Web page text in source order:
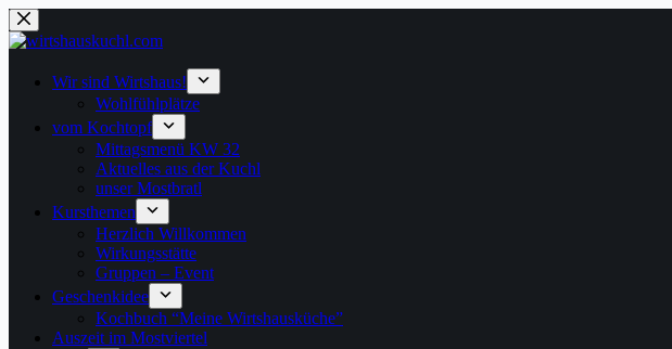
Zum
Inhalt
Wir sind Wirtshaus!
Wohlfühlplätze
vom Kochtopf
Mittagsmenü KW 32
Aktuelles aus der Kuchl
unser Mostbratl
Kursthemen
Herzlich Willkommen
Wirkungsstätte
Gruppen – Event
Geschenkidee
Kochbuch “Meine Wirtshausküche”
Auszeit im Mostviertel